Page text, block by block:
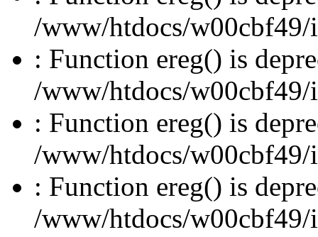
/www/htdocs/
: Function ereg() is
/www/htdocs/
: Function ereg() is
/www/htdocs/
: Function ereg() is
/www/htdocs/